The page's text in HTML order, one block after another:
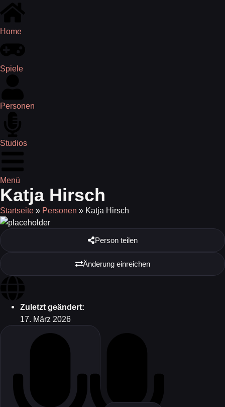
Home
Spiele
Personen
Studios
Menü
Katja Hirsch
Startseite » Personen » Katja Hirsch
Person teilen
Änderung einreichen
Zuletzt geändert:
17. März 2026